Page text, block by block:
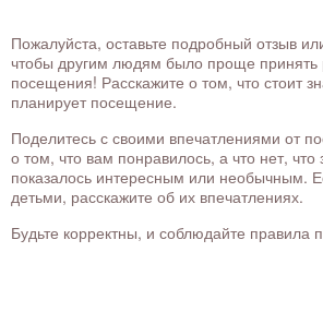
Пожалуйста, оставьте подробный отзыв
чтобы другим людям было проще
посещения! Расскажите о том, что стоит
планирует посещение.
Поделитесь с своими впечатлениями от
о том, что вам понравилось, а что нет, что
показалось интересным или необычным.
детьми, расскажите об их впечатлениях.
Будьте корректны, и соблюдайте правила